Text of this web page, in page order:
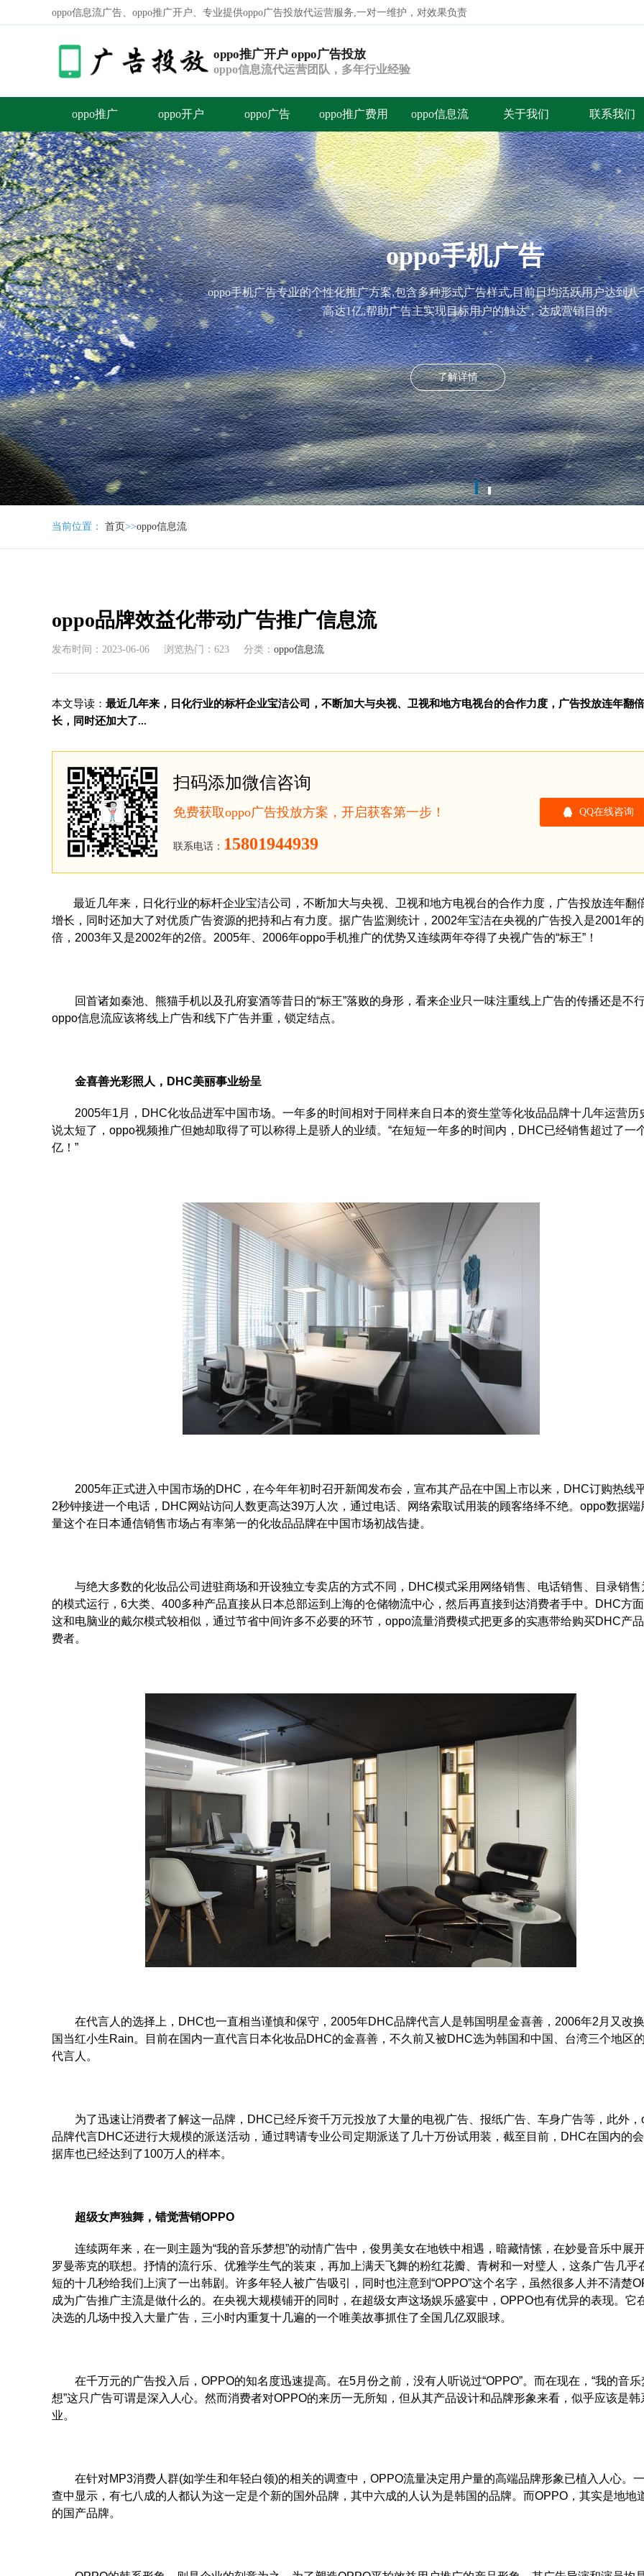
oppo信息流广告、oppo推广开户、专业提供oppo广告投放代运营服务,一对一维护，对效果负责
oppo推广开户 oppo广告投放
oppo信息流代运营团队，多年行业经验
oppo推广 oppo开户 oppo广告 oppo推广费用 oppo信息流 关于我们 联系我们
oppo手机广告
oppo手机广告专业的个性化推广方案,包含多种形式广告样式,目前日均活跃用户达
高达1亿,帮助广告主实现目标用户的触达，达成营销目的
了解详情
当前位置： 首页>>oppo信息流
流
oppo品牌效益化带动广告推广信息流
发布时间：2023-06-06 浏览热门：623 分类： oppo信息流
本文导读： 最近几年来，日化行业的标杆企业宝洁公司，不断加大与央视、卫视和地方电视台的合作力度，广告投放连年翻
长，同时还加大了...
扫码添加微信咨询
免费获取oppo广告投放方案，开启获客第一步！
联系电话： 15801944939
QQ在线咨询
最近几年来，日化行业的标杆企业宝洁公司，不断加大与央视、卫视和地方电视台的合作力度，广告投放连年翻
增长，同时还加大了对优质广告资源的把持和占有力度。据广告监测统计，2002年宝洁在央视的广告投入是2001年
倍，2003年又是2002年的2倍。2005年、2006年oppo手机推广的优势又连续两年夺得了央视广告的“标王”！
回首诸如秦池、熊猫手机以及孔府宴酒等昔日的“标王”落败的身形，看来企业只一味注重线上广告的传播还是不
oppo信息流应该将线上广告和线下广告并重，锁定结点。
金喜善光彩照人，DHC美丽事业纷呈
2005年1月，DHC化妆品进军中国市场。一年多的时间相对于同样来自日本的资生堂等化妆品品牌十几年运营历
说太短了，oppo视频推广但她却取得了可以称得上是骄人的业绩。“在短短一年多的时间内，DHC已经销售超过了一
亿！”
2005年正式进入中国市场的DHC，在今年年初时召开新闻发布会，宣布其产品在中国上市以来，DHC订购热线
2秒钟接进一个电话，DHC网站访问人数更高达39万人次，通过电话、网络索取试用装的顾客络绎不绝。oppo数据端
量这个在日本通信销售市场占有率第一的化妆品品牌在中国市场初战告捷。
与绝大多数的化妆品公司进驻商场和开设独立专卖店的方式不同，DHC模式采用网络销售、电话销售、目录销售
的模式运行，6大类、400多种产品直接从日本总部运到上海的仓储物流中心，然后再直接到达消费者手中。DHC方
这和电脑业的戴尔模式较相似，通过节省中间许多不必要的环节，oppo流量消费模式把更多的实惠带给购买DHC产
费者。
在代言人的选择上，DHC也一直相当谨慎和保守，2005年DHC品牌代言人是韩国明星金喜善，2006年2月又改
国当红小生Rain。目前在国内一直代言日本化妆品DHC的金喜善，不久前又被DHC选为韩国和中国、台湾三个地区
代言人。
为了迅速让消费者了解这一品牌，DHC已经斥资千万元投放了大量的电视广告、报纸广告、车身广告等，此外，
品牌代言DHC还进行大规模的派送活动，通过聘请专业公司定期派送了几十万份试用装，截至目前，DHC在国内的
据库也已经达到了100万人的样本。
超级女声独舞，错觉营销OPPO
连续两年来，在一则主题为“我的音乐梦想”的动情广告中，俊男美女在地铁中相遇，暗藏情愫，在妙曼音乐中展
罗曼蒂克的联想。抒情的流行乐、优雅学生气的装束，再加上满天飞舞的粉红花瓣、青树和一对璧人，这条广告几乎
短的十几秒给我们上演了一出韩剧。许多年轻人被广告吸引，同时也注意到“OPPO”这个名字，虽然很多人并不清楚
成为广告推广主流是做什么的。在央视大规模铺开的同时，在超级女声这场娱乐盛宴中，OPPO也有优异的表现。它
决选的几场中投入大量广告，三小时内重复十几遍的一个唯美故事抓住了全国几亿双眼球。
在千万元的广告投入后，OPPO的知名度迅速提高。在5月份之前，没有人听说过“OPPO”。而在现在，“我的音乐
想”这只广告可谓是深入人心。然而消费者对OPPO的来历一无所知，但从其产品设计和品牌形象来看，似乎应该是韩
业。
在针对MP3消费人群(如学生和年轻白领)的相关的调查中，OPPO流量决定用户量的高端品牌形象已植入人心。
查中显示，有七八成的人都认为这一定是个新的国外品牌，其中六成的人认为是韩国的品牌。 而OPPO，其实是地地
的国产品牌。